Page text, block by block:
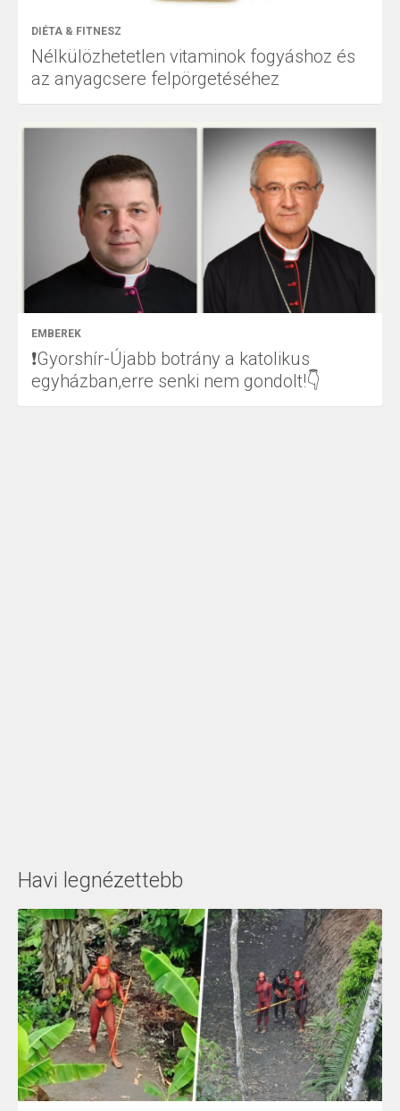
DIÉTA & FITNESZ
Nélkülözhetetlen vitaminok fogyáshoz és
az anyagcsere felpörgetéséhez
EMBEREK
❗Gyorshír-Újabb botrány a katolikus
egyházban,erre senki nem gondolt!👇
Havi legnézettebb